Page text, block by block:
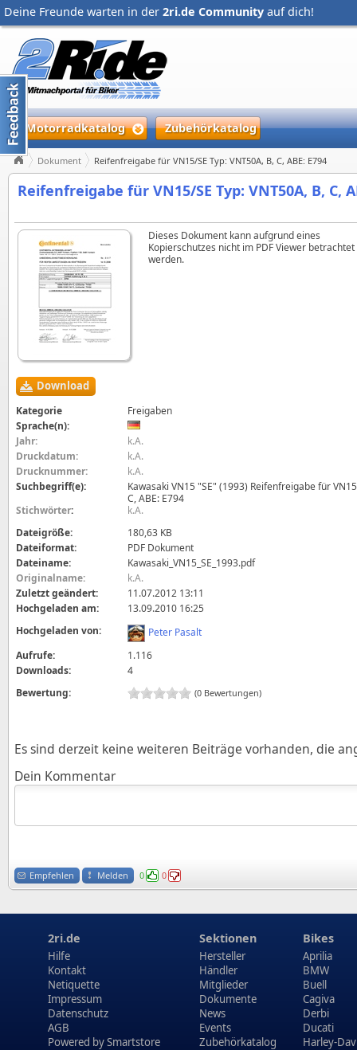
Deine Freunde warten in der 2ri.de Community auf dich!
Motorradkatalog Zubehörkatalog
Dokument Reifenfreigabe für VN15/SE Typ: VNT50A, B, C, ABE: E794
Reifenfreigabe für VN15/SE Typ: VNT50A, B, C,
Dieses Dokument kann aufgrund eines
Kopierschutzes nicht im PDF Viewer betrachtet
werden.
Download
Kategorie
Freigaben
Sprache(n):
Jahr:
k.A.
Druckdatum:
k.A.
Drucknummer:
k.A.
Suchbegriff(e):
Kawasaki VN15 "SE" (1993) Reifenfreigabe für
C, ABE: E794
Stichwörter:
k.A.
Dateigröße:
180,63 KB
Dateiformat:
PDF Dokument
Dateiname:
Kawasaki_VN15_SE_1993.pdf
Originalname:
k.A.
Zuletzt geändert:
11.07.2012 13:11
Hochgeladen am:
13.09.2010 16:25
Hochgeladen von:
Peter Pasalt
Aufrufe:
1.116
Downloads:
4
Bewertung:
(0 Bewertungen)
Es sind derzeit keine weiteren Beiträge vorhanden, die
Dein Kommentar
Empfehlen Melden 0 0
2ri.de
Hilfe
Kontakt
Netiquette
Impressum
Datenschutz
AGB
Powered bySmartstore
Sektionen
Hersteller
Händler
Mitglieder
Dokumente
News
Events
Zubehörkatalog
Bikes
Aprilia
BMW
Buell
Cagiva
Derbi
Ducati
Harley-